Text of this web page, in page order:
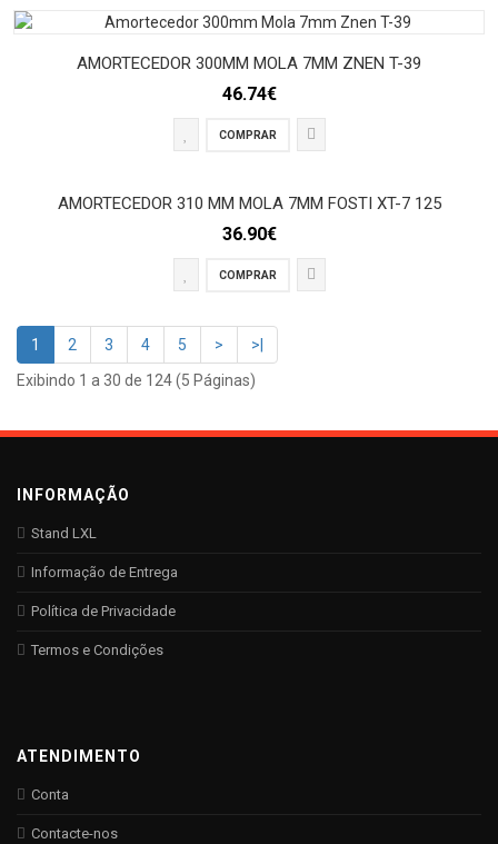
AMORTECEDOR 300MM MOLA 7MM ZNEN T-39
46.74€
COMPRAR
AMORTECEDOR 310 MM MOLA 7MM FOSTI XT-7 125
36.90€
COMPRAR
1 2 3 4 5 >
>|
Exibindo 1 a 30 de 124 (5 Páginas)
INFORMAÇÃO
Stand LXL
Informação de Entrega
Política de Privacidade
Termos e Condições
ATENDIMENTO
Conta
Contacte-nos